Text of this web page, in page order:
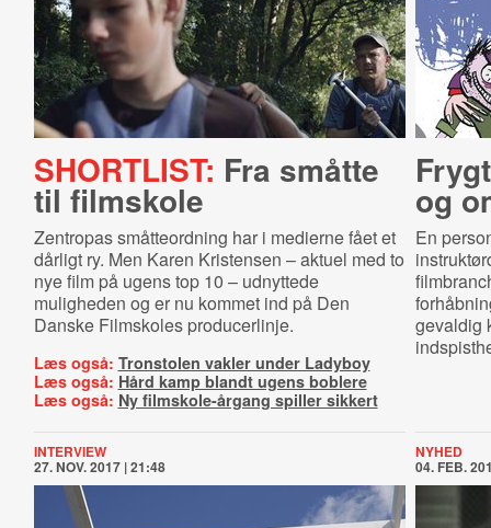
SHORTLIST: Fra småtte
til filmskole
Zentropas småtteordning har i medierne fået et
dårligt ry. Men Karen Kristensen – aktuel med to
nye film på ugens top 10 – udnyttede
muligheden og er nu kommet ind på Den
Danske Filmskoles producerlinje.
Læs også: Tronstolen vakler under Ladyboy
Læs også: Hård kamp blandt ugens boblere
Læs også: Ny filmskole-årgang spiller sikkert
og
En
gevaldig
INTERVIEW
27. NOV. 2017 | 21:48
NYHED
04. FEB.